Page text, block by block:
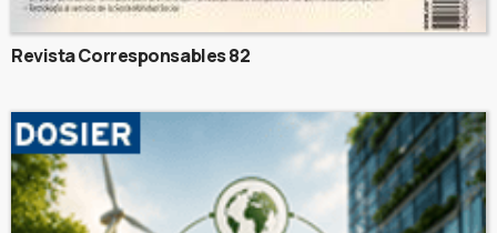
Revista Corresponsables 82